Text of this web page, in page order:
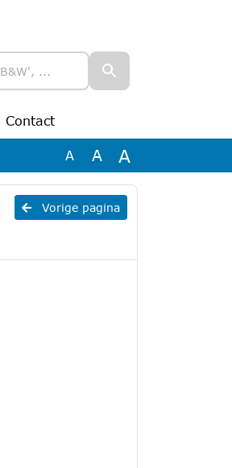
Contact
A A A
Vorige pagina